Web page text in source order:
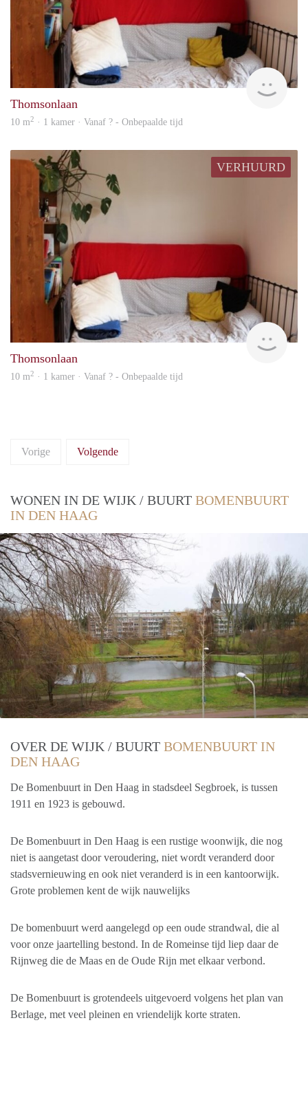
rent
Thomsonlaan
10 m2 · 1 kamer · Vanaf ? - Onbepaalde tijd
VERHUURD
rent
Thomsonlaan
10 m2 · 1 kamer · Vanaf ? - Onbepaalde tijd
Vorige Volgende
WONEN IN DE WIJK / BUURT BOMENBUURT
IN DEN HAAG
OVER DE WIJK / BUURT BOMENBUURT IN
DEN HAAG
De Bomenbuurt in Den Haag in stadsdeel Segbroek, is tussen
1911 en 1923 is gebouwd.
De Bomenbuurt in Den Haag is een rustige woonwijk, die nog
niet is aangetast door veroudering, niet wordt veranderd door
stadsvernieuwing en ook niet veranderd is in een kantoorwijk.
Grote problemen kent de wijk nauwelijks
De bomenbuurt werd aangelegd op een oude strandwal, die al
voor onze jaartelling bestond. In de Romeinse tijd liep daar de
Rijnweg die de Maas en de Oude Rijn met elkaar verbond.
De Bomenbuurt is grotendeels uitgevoerd volgens het plan van
Berlage, met veel pleinen en vriendelijk korte straten.